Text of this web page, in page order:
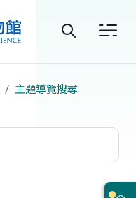
站
尋
主題導覽搜尋